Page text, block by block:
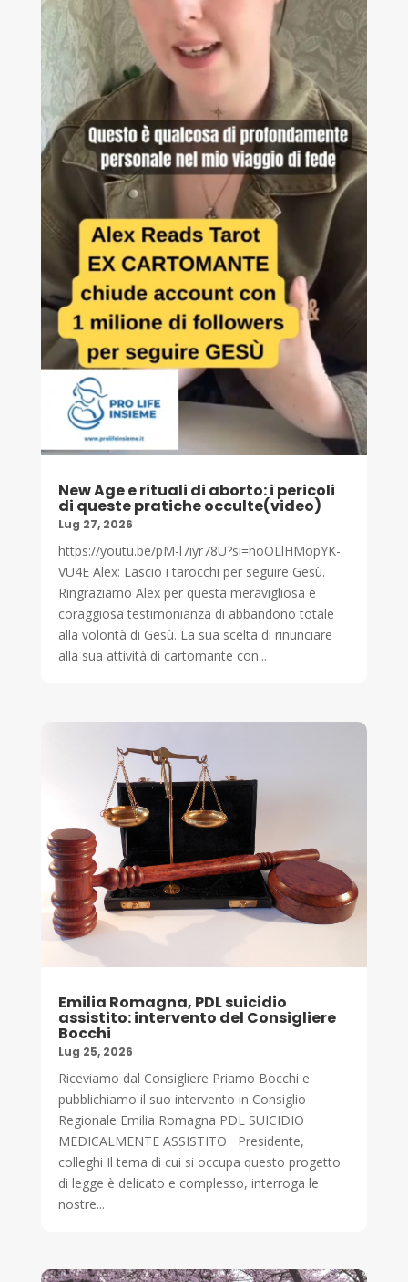
New Age e rituali di aborto: i pericoli
di queste pratiche occulte(video)
Lug 27, 2026
https://youtu.be/pM-l7iyr78U?si=hoOLlHMopYK-
VU4E Alex: Lascio i tarocchi per seguire Gesù.
Ringraziamo Alex per questa meravigliosa e
coraggiosa testimonianza di abbandono totale
alla volontà di Gesù. La sua scelta di rinunciare
alla sua attività di cartomante con...
Emilia Romagna, PDL suicidio
assistito: intervento del Consigliere
Bocchi
Lug 25, 2026
Riceviamo dal Consigliere Priamo Bocchi e
pubblichiamo il suo intervento in Consiglio
Regionale Emilia Romagna PDL SUICIDIO
MEDICALMENTE ASSISTITO Presidente,
colleghi Il tema di cui si occupa questo progetto
di legge è delicato e complesso, interroga le
nostre...